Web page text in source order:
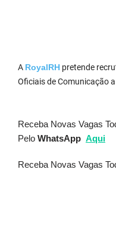
A RoyalRH pretende
Oficiais de Comunicação
Receba Novas Vagas
Pelo WhatsApp Aqui
Receba Novas Vagas